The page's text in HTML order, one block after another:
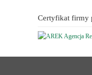
Certyfikat firmy